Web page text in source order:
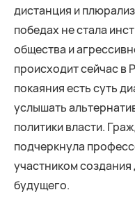
дистанция и
победах не стала
общества и
происходит сейчас в
покаяния есть суть
услышать
политики власти.
подчеркнула
участником
будущего.